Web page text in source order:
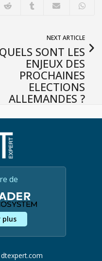
NEXT ARTICLE
QUELS SONT LES
ENJEUX DES
PROCHAINES
ELECTIONS
ALLEMANDES ?
de
plus